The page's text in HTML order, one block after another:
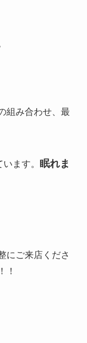
組み合わせ、最
ます。 眠れま
にご来店くださ
！